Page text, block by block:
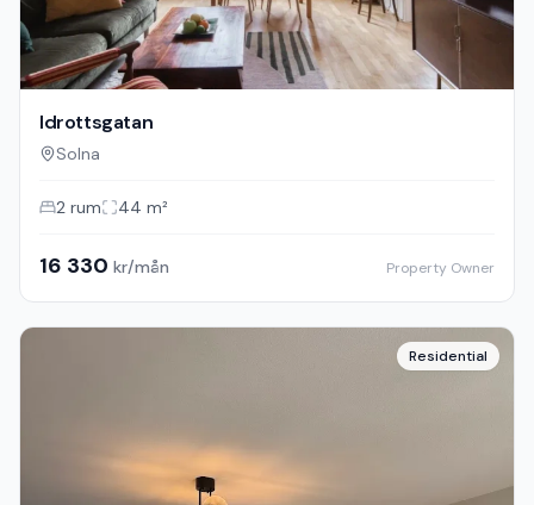
Idrottsgatan
Solna
2 rum 44 m²
16 330 kr/mån Property Owner
Residential